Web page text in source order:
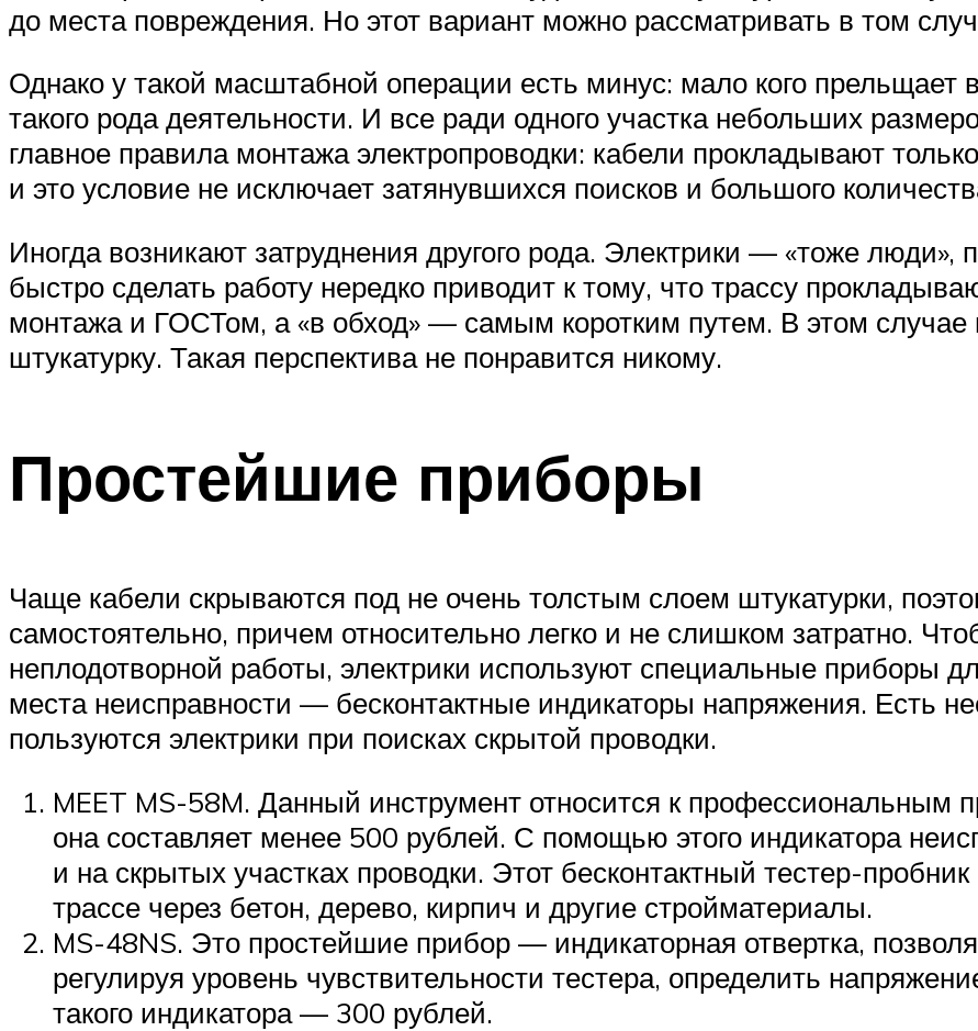
до места повреждения. Но этот вариант можно рассматривать в том
Однако у такой масштабной операции есть минус: мало кого
такого рода деятельности. И все ради одного участка небольших
главное правила монтажа электропроводки: кабели прокладывают
и это условие не исключает затянувшихся поисков и большого
Иногда возникают затруднения другого рода. Электрики — «тоже люди»,
быстро сделать работу нередко приводит к тому, что трассу
монтажа и ГОСТом, а «в обход» — самым коротким путем. В этом случае
штукатурку. Такая перспектива не понравится никому.
Простейшие приборы
Чаще кабели скрываются под не очень толстым слоем штукатурки,
самостоятельно, причем относительно легко и не слишком затратно.
неплодотворной работы, электрики используют специальные приборы
места неисправности — бесконтактные индикаторы напряжения. Есть
пользуются электрики при поисках скрытой проводки.
MEET MS-58M. Данный инструмент относится к профессиональным
она составляет менее 500 рублей. С помощью этого индикатора
и на скрытых участках проводки. Этот бесконтактный тестер-
трассе через бетон, дерево, кирпич и другие стройматериалы.
MS-48NS. Это простейшие прибор — индикаторная отвертка,
регулируя уровень чувствительности тестера, определить
такого индикатора — 300 рублей.